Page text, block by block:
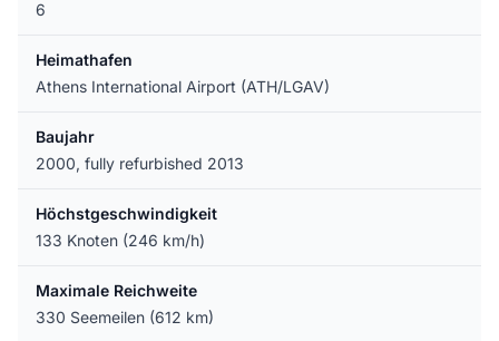
6
Heimathafen
Athens International Airport (ATH/LGAV)
Baujahr
2000, fully refurbished 2013
Höchstgeschwindigkeit
133 Knoten (246 km/h)
Maximale Reichweite
330 Seemeilen (612 km)